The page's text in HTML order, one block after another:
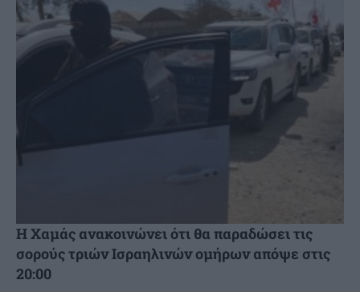
Η Χαμάς ανακοινώνει ότι θα παραδώσει τις
σορούς τριών Ισραηλινών ομήρων απόψε στις
20:00